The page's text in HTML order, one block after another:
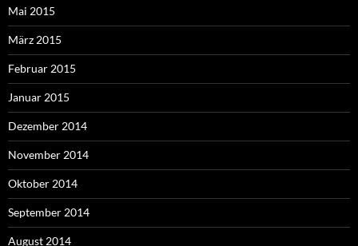
Mai 2015
März 2015
Februar 2015
Januar 2015
Dezember 2014
November 2014
Oktober 2014
September 2014
August 2014